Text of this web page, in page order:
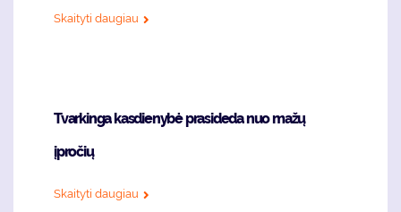
Skaityti daugiau
Tvarkinga kasdienybė prasideda nuo mažų
įpročių
Skaityti daugiau